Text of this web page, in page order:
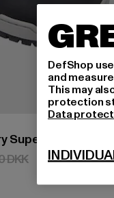
Superior
DKK
DKKKampagnepris:
DefShop
and
This may
protection
Data